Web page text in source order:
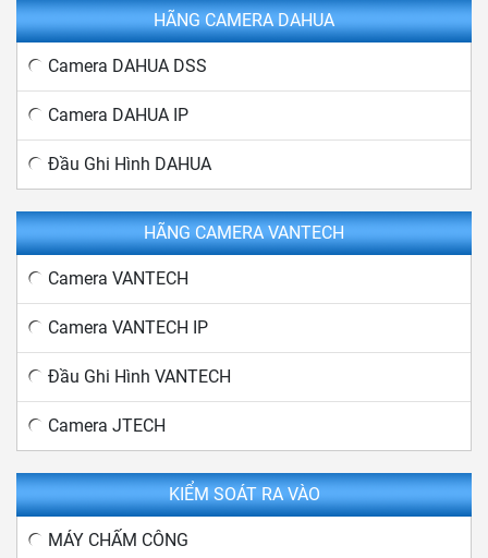
HÃNG CAMERA DAHUA
Camera DAHUA DSS
Camera DAHUA IP
Đầu Ghi Hình DAHUA
HÃNG CAMERA VANTECH
Camera VANTECH
Camera VANTECH IP
Đầu Ghi Hình VANTECH
Camera JTECH
KIỂM SOÁT RA VÀO
MÁY CHẤM CÔNG